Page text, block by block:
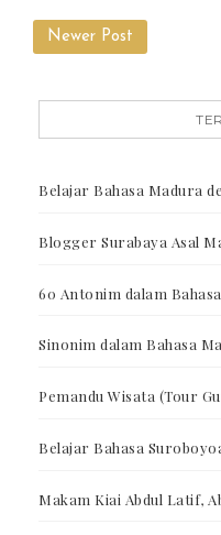
Newer Post
Belajar Bahasa Madura
Blogger Surabaya Asal
60 Antonim dalam
Sinonim dalam Bahasa
Pemandu Wisata (Tour
Belajar Bahasa
Makam Kiai Abdul Latif,